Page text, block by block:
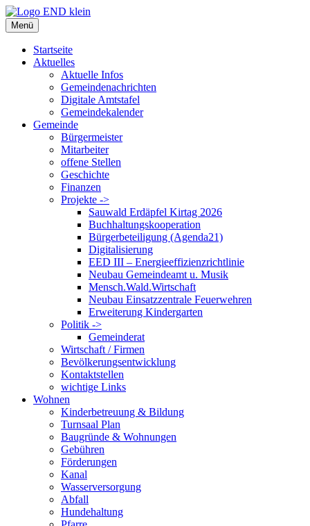
Zum
Inhalt
springen
Menü
Startseite
Aktuelles
Aktuelle Infos
Gemeindenachrichten
Digitale Amtstafel
Gemeindekalender
Gemeinde
Bürgermeister
Mitarbeiter
offene Stellen
Geschichte
Finanzen
Projekte ->
Sauwald Erdäpfel Kirtag 2026
Buchhaltungskooperation
Bürgerbeteiligung (Agenda21)
Digitalisierung
EED III – Energieeffizienzrichtlinie
Neubau Gemeindeamt u. Musik
Mensch.Wald.Wirtschaft
Neubau Einsatzzentrale Feuerwehren
Erweiterung Kindergarten
Politik ->
Gemeinderat
Wirtschaft / Firmen
Bevölkerungsentwicklung
Kontaktstellen
wichtige Links
Wohnen
Kinderbetreuung & Bildung
Turnsaal Plan
Baugründe & Wohnungen
Gebühren
Förderungen
Kanal
Wasserversorgung
Abfall
Hundehaltung